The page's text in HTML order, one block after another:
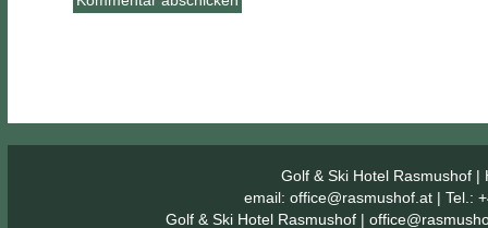
Golf & Ski Hotel Rasmushof|
email: office@rasmushof.at | Tel.:
Golf & Ski Hotel Rasmushof|